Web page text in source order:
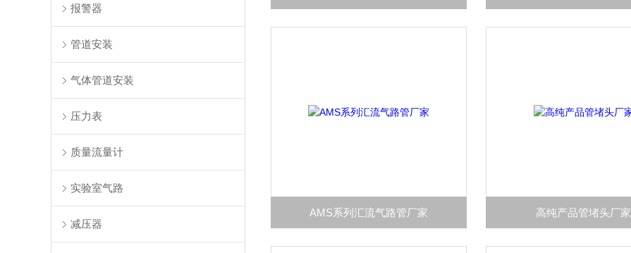
报警器
管道安装
气体管道安装
压力表
质量流量计
实验室气路
减压器
AMS系列汇流气路管厂家 高纯产品管堵头厂家